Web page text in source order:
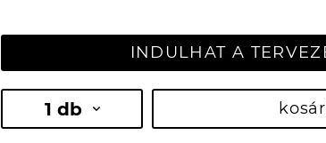
INDULHAT A
1 db